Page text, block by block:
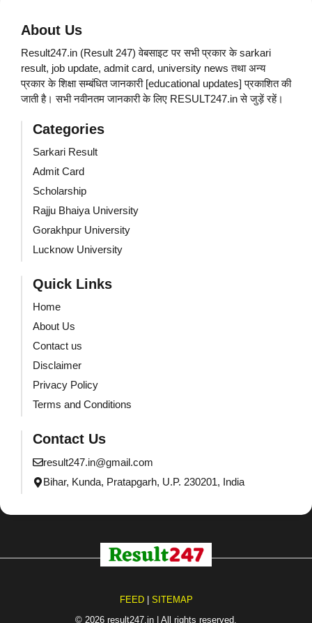
About Us
Result247.in (Result 247) वेबसाइट पर सभी प्रकार के sarkari
result, job update, admit card, university news तथा अन्य
प्रकार के शिक्षा सम्बंधित जानकारी [educational updates] प्रकाशित की
जाती है। सभी नवीनतम जानकारी के लिए RESULT247.in से जुड़ें रहें।
Categories
Sarkari Result
Admit Card
Scholarship
Rajju Bhaiya University
Gorakhpur University
Lucknow University
Quick Links
Home
About Us
Contact us
Disclaimer
Privacy Policy
Terms and Conditions
Contact Us
result247.in@gmail.com
Bihar, Kunda, Pratapgarh, U.P. 230201, India
FEED| SITEMAP
© 2026 result247.in | All rights reserved.